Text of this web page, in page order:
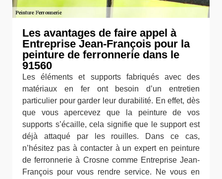
Les avantages de faire appel à
Entreprise Jean-François pour la
peinture de ferronnerie dans le
91560
Les éléments et supports fabriqués avec des
matériaux en fer ont besoin d’un entretien
particulier pour garder leur durabilité. En effet, dès
que vous apercevez que la peinture de vos
supports s’écaille, cela signifie que le support est
déjà attaqué par les rouilles. Dans ce cas,
n’hésitez pas à contacter à un expert en peinture
de ferronnerie à Crosne comme Entreprise Jean-
François pour vous rendre service. Ne vous en